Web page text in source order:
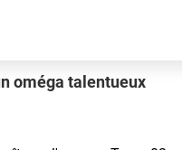
oméga talentueux